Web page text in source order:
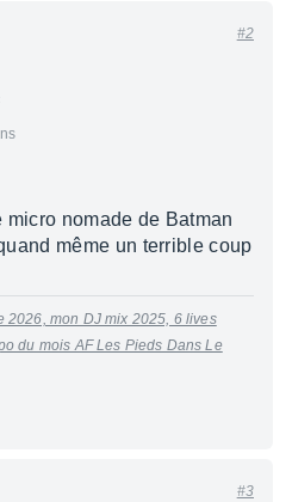
#2
nomade de Batman
même un terrible coup
2026, mon DJ mix 2025, 6 lives
du mois AF Les Pieds Dans Le
#3